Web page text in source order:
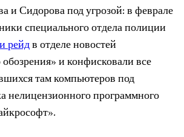
и Сидорова под угрозой: в феврале
специального отдела полиции
рейдв отделе новостей
и конфисковали все
там компьютеров под
нелицензионного программного